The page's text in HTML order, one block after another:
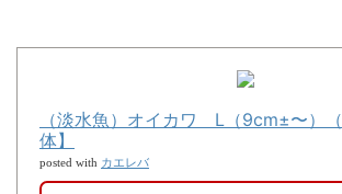
（淡水魚）オイカワ L（9cm±〜）
体】
posted with カエレバ